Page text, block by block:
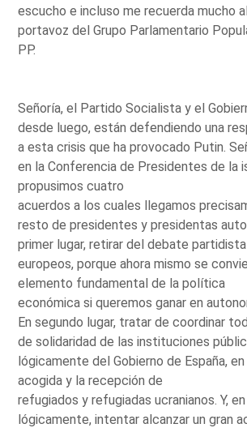
escucho e incluso me recuerda mucho
portavoz del Grupo Parlamentario
PP.
Señoría, el Partido Socialista y el
desde luego, están defendiendo una
a esta crisis que ha provocado Putin.
en la Conferencia de Presidentes de la
propusimos cuatro
acuerdos a los cuales llegamos
resto de presidentes y presidentas
primer lugar, retirar del debate
europeos, porque ahora mismo se
elemento fundamental de la política
económica si queremos ganar en
En segundo lugar, tratar de coordinar
de solidaridad de las instituciones
lógicamente del Gobierno de España,
acogida y la recepción de
refugiados y refugiadas ucranianos. Y,
lógicamente, intentar alcanzar un gran